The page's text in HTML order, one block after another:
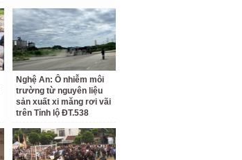
Nghệ An: Ô nhiễm môi
trường từ nguyên liệu
sản xuất xi măng rơi vãi
trên Tỉnh lộ ĐT.538